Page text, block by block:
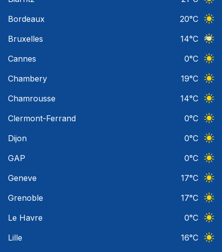
Bordeaux
20°C
Bruxelles
14°C
Cannes
0°C
Chambery
19°C
Chamrousse
14°C
Clermont-Ferrand
0°C
Dijon
0°C
GAP
0°C
Geneve
17°C
Grenoble
17°C
Le Havre
0°C
Lille
16°C